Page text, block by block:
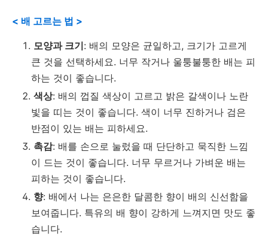
< 배 고르는 법 >
모양과 크기: 배의 모양은 균일하고, 크기가 고르게
큰 것을 선택하세요. 너무 작거나 울퉁불퉁한 배는 피
하는 것이 좋습니다.
색상: 배의 껍질 색상이 고르고 밝은 갈색이나 노란
빛을 띠는 것이 좋습니다. 색이 너무 진하거나 검은
반점이 있는 배는 피하세요.
촉감: 배를 손으로 눌렀을 때 단단하고 묵직한 느낌
이 드는 것이 좋습니다. 너무 무르거나 가벼운 배는
피하는 것이 좋습니다.
향: 배에서 나는 은은한 달콤한 향이 배의 신선함을
보여줍니다. 특유의 배 향이 강하게 느껴지면 맛도 좋
습니다.